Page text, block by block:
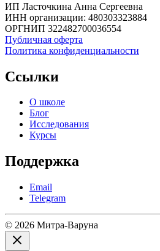
ИП Ласточкина Анна Сергеевна
ИНН организации: 480303323884
ОРГНИП 322482700036554
Публичная оферта
Политика конфиденциальности
Ссылки
О школе
Блог
Исследования
Курсы
Поддержка
Email
Telegram
© 2026 Митра-Варуна